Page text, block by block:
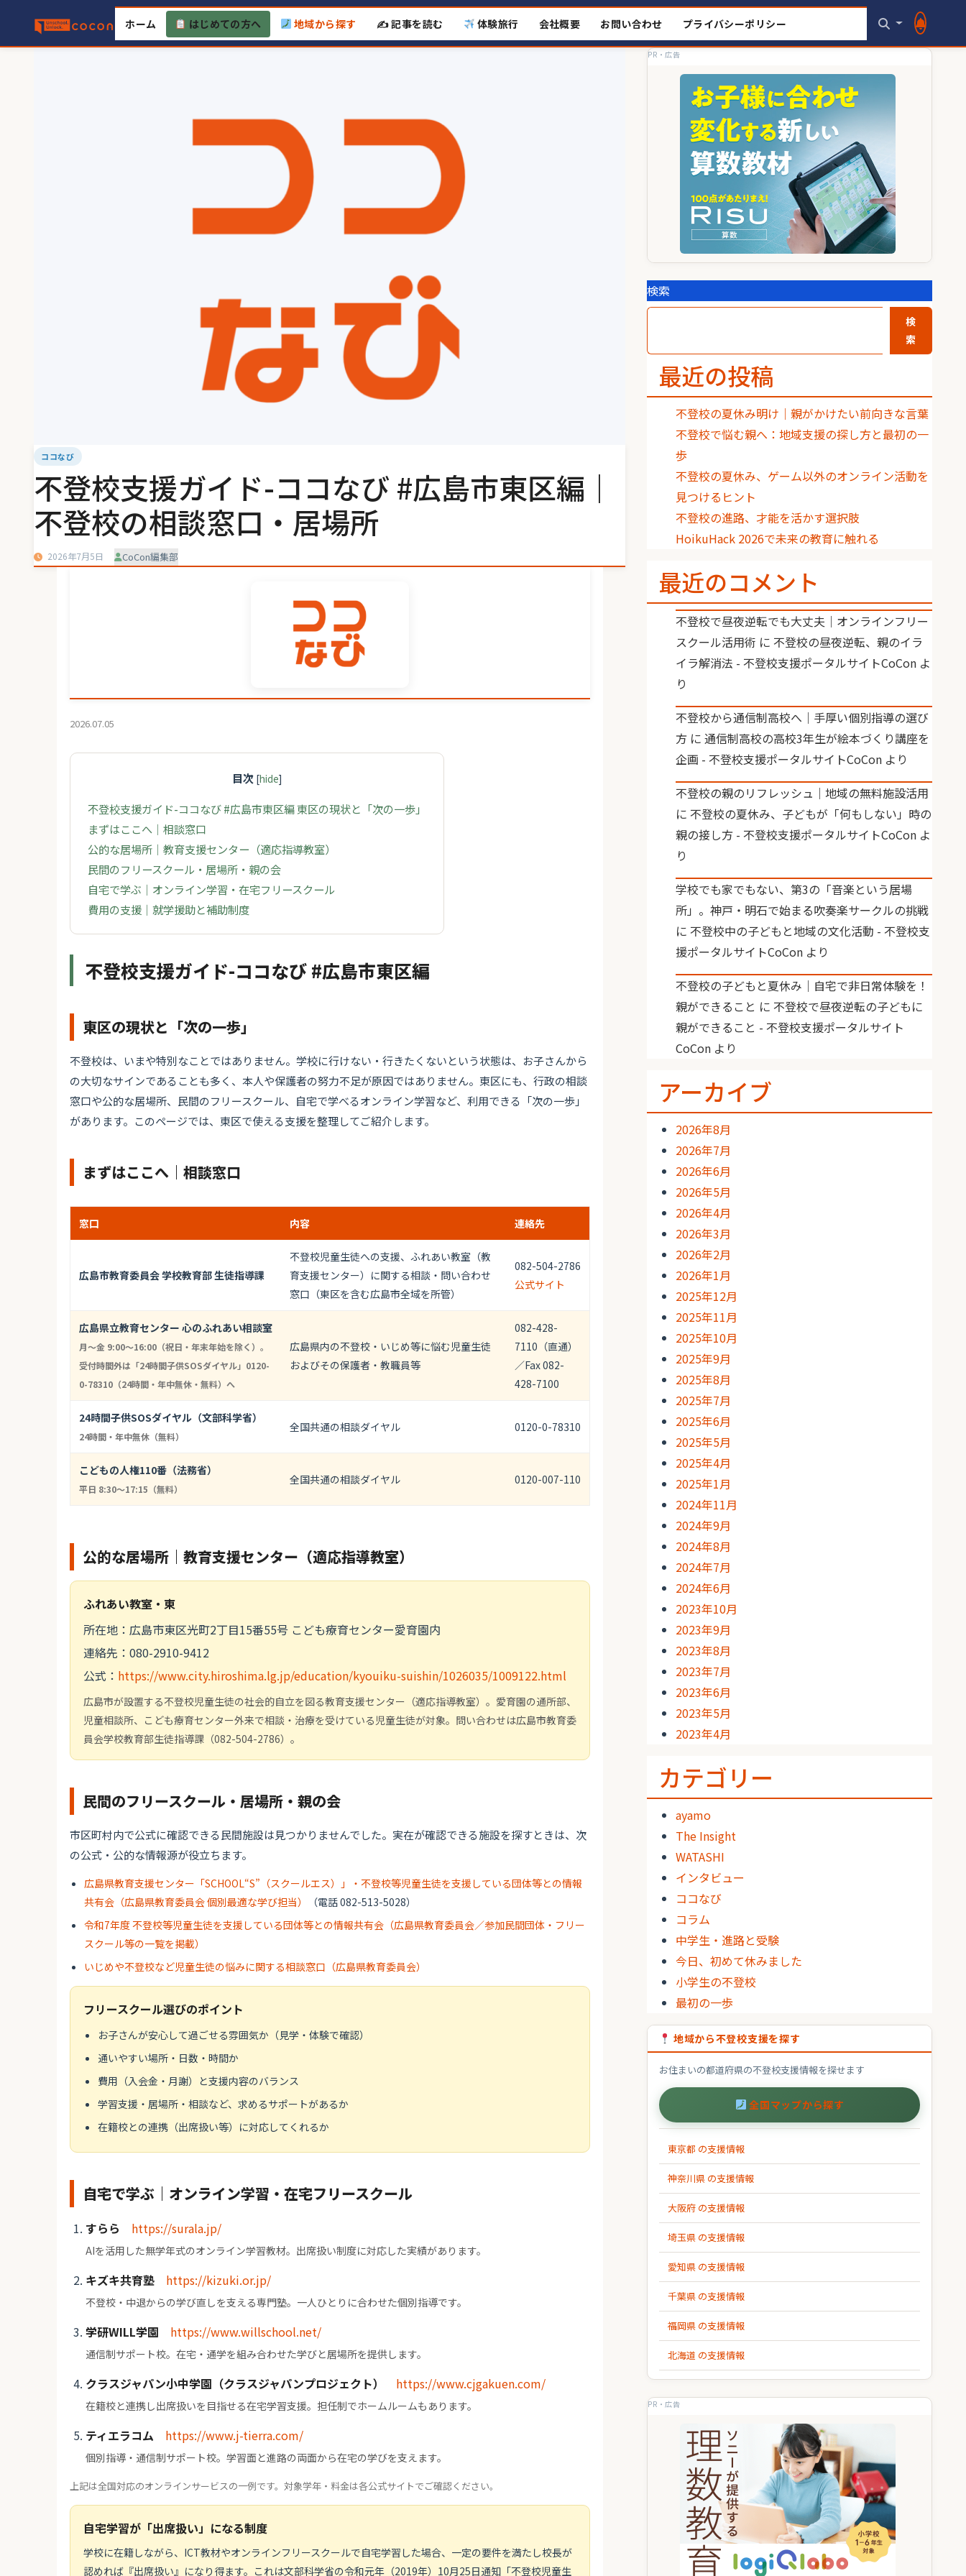
content
ホーム はじめての方へ 地域から探す ✍️ 記事を読む 体験旅行 会社概要 お問い合わせ プライバシーポリシー
ココなび
不登校支援ガイド-ココなび #広島市東区編｜
不登校の相談窓口・居場所
2026年7月5日 CoCon編集部
2026.07.05
目次 [hide]
不登校支援ガイド-ココなび #広島市東区編 東区の現状と「次の一歩」
まずはここへ｜相談窓口
公的な居場所｜教育支援センター（適応指導教室）
民間のフリースクール・居場所・親の会
自宅で学ぶ｜オンライン学習・在宅フリースクール
費用の支援｜就学援助と補助制度
不登校支援ガイド-ココなび #広島市東区編
東区の現状と「次の一歩」
不登校は、いまや特別なことではありません。学校に行けない・行きたくないという状態は、お子さんから
の大切なサインであることも多く、本人や保護者の努力不足が原因ではありません。東区にも、行政の相談
窓口や公的な居場所、民間のフリースクール、自宅で学べるオンライン学習など、利用できる「次の一歩」
があります。このページでは、東区で使える支援を整理してご紹介します。
まずはここへ｜相談窓口
窓口 内容 連絡先
広島市教育委員会 学校教育部 生徒指導課
不登校児童生徒への支援、ふれあい教室（教
育支援センター）に関する相談・問い合わせ
窓口（東区を含む広島市全域を所管）
082-504-2786
公式サイト
広島県立教育センター 心のふれあい相談室
月〜金 9:00〜16:00（祝日・年末年始を除く）。
受付時間外は「24時間子供SOSダイヤル」0120-
0-78310（24時間・年中無休・無料）へ
広島県内の不登校・いじめ等に悩む児童生徒
およびその保護者・教職員等
082-428-
7110（直通）
／Fax 082-
428-7100
24時間子供SOSダイヤル（文部科学省）
24時間・年中無休（無料）
全国共通の相談ダイヤル 0120-0-78310
こどもの人権110番（法務省）
平日 8:30〜17:15（無料）
全国共通の相談ダイヤル 0120-007-110
公的な居場所｜教育支援センター（適応指導教室）
ふれあい教室・東
所在地：広島市東区光町2丁目15番55号 こども療育センター愛育園内
連絡先：080-2910-9412
公式： https://www.city.hiroshima.lg.jp/education/kyouiku-suishin/1026035/1009122.html
広島市が設置する不登校児童生徒の社会的自立を図る教育支援センター（適応指導教室）。愛育園の通所部、
児童相談所、こども療育センター外来で相談・治療を受けている児童生徒が対象。問い合わせは広島市教育委
員会学校教育部生徒指導課（082-504-2786）。
民間のフリースクール・居場所・親の会
市区町村内で公式に確認できる民間施設は見つかりませんでした。実在が確認できる施設を探すときは、次
の公式・公的な情報源が役立ちます。
広島県教育支援センター「SCHOOL“S”（スクールエス）」・不登校等児童生徒を支援している団体等との情報
共有会（広島県教育委員会 個別最適な学び担当）
（電話 082-513-5028）
令和7年度 不登校等児童生徒を支援している団体等との情報共有会（広島県教育委員会／参加民間団体・フリー
スクール等の一覧を掲載）
いじめや不登校など児童生徒の悩みに関する相談窓口（広島県教育委員会）
フリースクール選びのポイント
お子さんが安心して過ごせる雰囲気か（見学・体験で確認）
通いやすい場所・日数・時間か
費用（入会金・月謝）と支援内容のバランス
学習支援・居場所・相談など、求めるサポートがあるか
在籍校との連携（出席扱い等）に対応してくれるか
自宅で学ぶ｜オンライン学習・在宅フリースクール
すらら https://surala.jp/
AIを活用した無学年式のオンライン学習教材。出席扱い制度に対応した実績があります。
キズキ共育塾 https://kizuki.or.jp/
不登校・中退からの学び直しを支える専門塾。一人ひとりに合わせた個別指導です。
学研WILL学園 https://www.willschool.net/
通信制サポート校。在宅・通学を組み合わせた学びと居場所を提供します。
クラスジャパン小中学園（クラスジャパンプロジェクト） https://www.cjgakuen.com/
在籍校と連携し出席扱いを目指せる在宅学習支援。担任制でホームルームもあります。
ティエラコム https://www.j-tierra.com/
個別指導・通信制サポート校。学習面と進路の両面から在宅の学びを支えます。
上記は全国対応のオンラインサービスの一例です。対象学年・料金は各公式サイトでご確認ください。
自宅学習が「出席扱い」になる制度
学校に在籍しながら、ICT教材やオンラインフリースクールで自宅学習した場合、一定の要件を満たし校長が
認めれば『出席扱い』になり得ます。これは文部科学省の令和元年（2019年）10月25日通知「不登校児童生
PR・広告
検索
検
索
最近の投稿
不登校の夏休み明け｜親がかけたい前向きな言葉
不登校で悩む親へ：地域支援の探し方と最初の一
歩
不登校の夏休み、ゲーム以外のオンライン活動を
見つけるヒント
不登校の進路、才能を活かす選択肢
HoikuHack 2026で未来の教育に触れる
最近のコメント
不登校で昼夜逆転でも大丈夫｜オンラインフリー
スクール活用術 に 不登校の昼夜逆転、親のイラ
イラ解消法 - 不登校支援ポータルサイトCoCon よ
り
不登校から通信制高校へ｜手厚い個別指導の選び
方 に通信制高校の高校3年生が絵本づくり講座を
企画 - 不登校支援ポータルサイトCoCon より
不登校の親のリフレッシュ｜地域の無料施設活用
に 不登校の夏休み、子どもが「何もしない」時の
親の接し方 - 不登校支援ポータルサイトCoCon よ
り
学校でも家でもない、第3の「音楽という居場
所」。神戸・明石で始まる吹奏楽サークルの挑戦
に 不登校中の子どもと地域の文化活動 - 不登校支
援ポータルサイトCoCon より
不登校の子どもと夏休み｜自宅で非日常体験を！
親ができること に 不登校で昼夜逆転の子どもに
親ができること - 不登校支援ポータルサイト
CoCon より
アーカイブ
2026年8月
2026年7月
2026年6月
2026年5月
2026年4月
2026年3月
2026年2月
2026年1月
2025年12月
2025年11月
2025年10月
2025年9月
2025年8月
2025年7月
2025年6月
2025年5月
2025年4月
2025年1月
2024年11月
2024年9月
2024年8月
2024年7月
2024年6月
2023年10月
2023年9月
2023年8月
2023年7月
2023年6月
2023年5月
2023年4月
カテゴリー
ayamo
The Insight
WATASHI
インタビュー
ココなび
コラム
中学生・進路と受験
今日、初めて休みました
小学生の不登校
最初の一歩
地域から不登校支援を探す
お住まいの都道府県の不登校支援情報を探せます
全国マップから探す
東京都 の支援情報
神奈川県 の支援情報
大阪府 の支援情報
埼玉県 の支援情報
愛知県 の支援情報
千葉県 の支援情報
福岡県 の支援情報
北海道 の支援情報
PR・広告